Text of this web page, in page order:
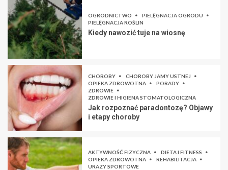
OGRODNICTWO
PIELĘGNACJA OGRODU
PIELĘGNACJA ROŚLIN
Kiedy nawozić tuje na wiosnę
CHOROBY
CHOROBY JAMY USTNEJ
OPIEKA ZDROWOTNA
PORADY
ZDROWIE
ZDROWIE I HIGIENA STOMATOLOGICZNA
Jak rozpoznać paradontozę? Objawy
i etapy choroby
AKTYWNOŚĆ FIZYCZNA
DIETA I FITNESS
OPIEKA ZDROWOTNA
REHABILITACJA
URAZY SPORTOWE